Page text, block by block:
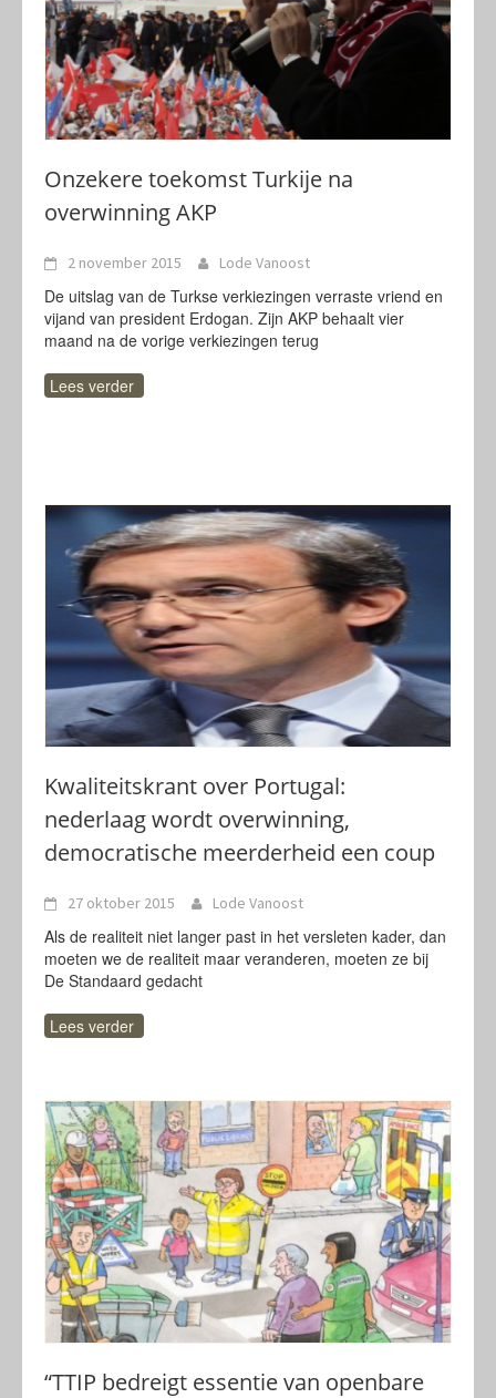
Onzekere toekomst Turkije na
overwinning AKP
2 november 2015 Lode Vanoost
De uitslag van de Turkse verkiezingen verraste vriend en
vijand van president Erdogan. Zijn AKP behaalt vier
maand na de vorige verkiezingen terug
Lees verder
Kwaliteitskrant over Portugal:
nederlaag wordt overwinning,
democratische meerderheid een coup
27 oktober 2015 Lode Vanoost
Als de realiteit niet langer past in het versleten kader, dan
moeten we de realiteit maar veranderen, moeten ze bij
De Standaard gedacht
Lees verder
“TTIP bedreigt essentie van openbare